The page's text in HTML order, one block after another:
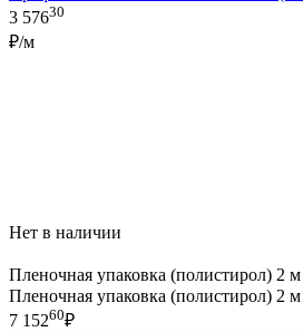
3 57630
₽/м
Нет в наличии
Пленочная упаковка (полистирол) 2
Пленочная упаковка (полистирол) 2 м
7 15260₽